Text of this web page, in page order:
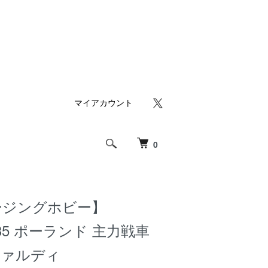
0
マイアカウント
ングホビー】
ポーランド 主力戦車
ルディ